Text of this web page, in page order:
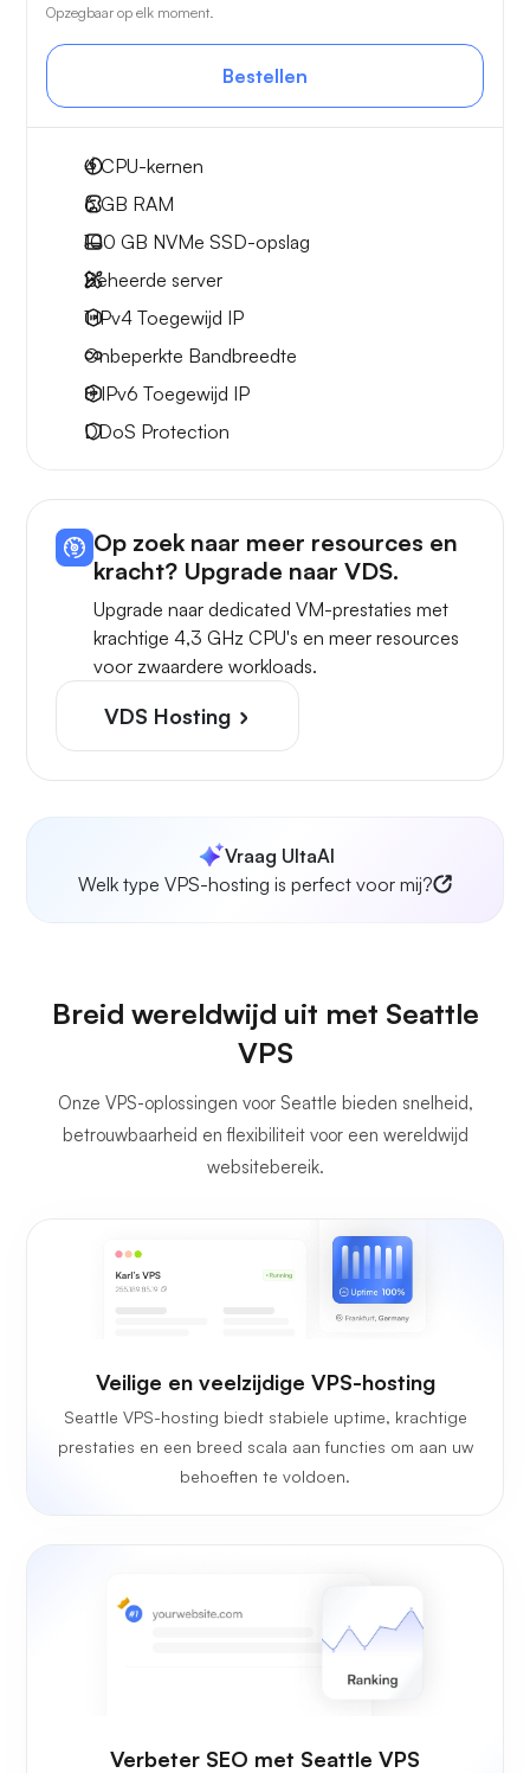
Opzegbaar op elk moment.
Bestellen
4CPU-kernen
6 GB RAM
100 GB NVMe SSD-opslag
Beheerde server
1 IPv4 Toegewijd IP
Onbeperkte Bandbreedte
8 IPv6 Toegewijd IP
DDoS Protection
Op zoek naar meer resources en
kracht? Upgrade naar VDS.
Upgrade naar dedicated VM-prestaties met
krachtige 4,3 GHz CPU's en meer resources
voor zwaardere workloads.
VDS Hosting
Vraag UltaAI
Welk type VPS-hosting is perfect voor mij?
Breid wereldwijd uit met Seattle
VPS
Onze VPS-oplossingen voor Seattle bieden snelheid,
betrouwbaarheid en flexibiliteit voor een wereldwijd
websitebereik.
Veilige en veelzijdige VPS-hosting
Seattle VPS-hosting biedt stabiele uptime, krachtige
prestaties en een breed scala aan functies om aan uw
behoeften te voldoen.
Verbeter SEO met Seattle VPS